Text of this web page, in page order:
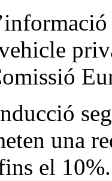
una
el 10%.